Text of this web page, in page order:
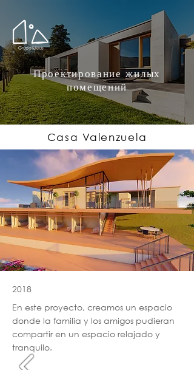
Проектирование жилых
помещений
Casa Valenzuela
2018
En este proyecto, creamos un espacio
donde la familia y los amigos pudieran
compartir en un espacio relajado y
tranquilo.